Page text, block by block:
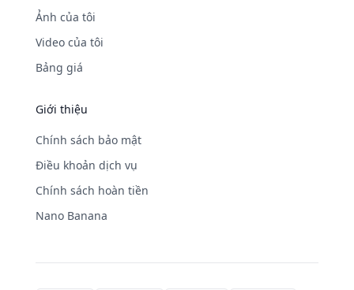
Ảnh của tôi
Video của tôi
Bảng giá
Giới thiệu
Chính sách bảo mật
Điều khoản dịch vụ
Chính sách hoàn tiền
Nano Banana